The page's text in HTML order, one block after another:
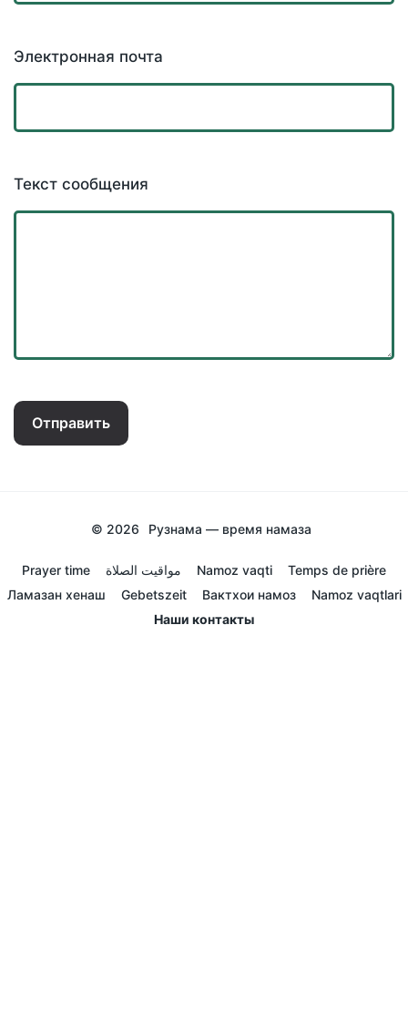
Электронная почта
Текст сообщения
Отправить
© 2026 Рузнама — время намаза
Prayer time مواقيت الصلاة Namoz vaqti
Temps de prière
Ламазан хенаш
Gebetszeit Вактхои намоз
Namoz vaqtlari
Наши контакты